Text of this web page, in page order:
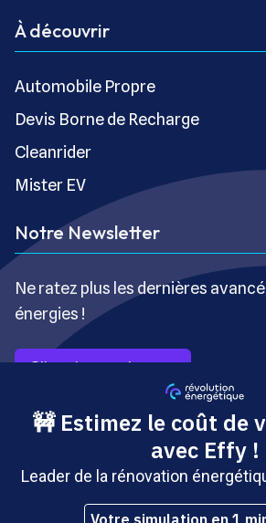
À découvrir
Automobile Propre
Devis Borne de Recharge
Cleanrider
Mister EV
Notre Newsletter
Ne ratez plus les dernières
énergies !
S’inscrire gratuitement
Copyright © Révolution Énergétique -
- Site édité par Saabre SAS, une
Brakson